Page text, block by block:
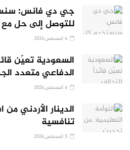
جي دي فانس:
للتوصل إلى حل مع
السعودية تعيّن
الدفاعي متعدد
الدينار الأردني
تنافسية